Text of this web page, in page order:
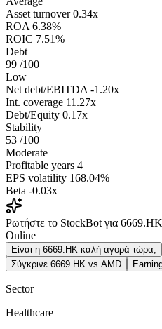
Asset turnover 0.34x
ROA 6.38%
ROIC 7.51%
Debt
99 /100
Low
Net debt/EBITDA -1.20x
Int. coverage 11.27x
Debt/Equity 0.17x
Stability
53 /100
Moderate
Profitable years 4
EPS volatility 168.04%
Beta -0.03x
Ρωτήστε το StockBot για 6669.HK
Online
Είναι η 6669.HK καλή αγορά τώρα;
Σύγκρινε 6669.HK vs AMD
Sector
Healthcare